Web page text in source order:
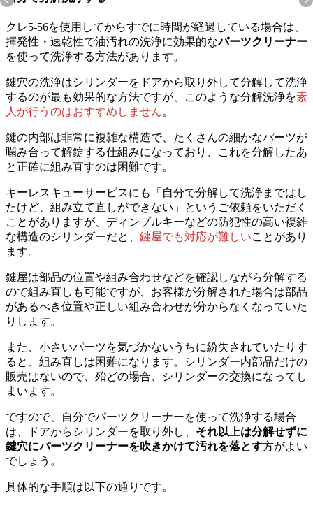
クレ5-56を使用してからすでに時間が経過している場合は、
揮発性・速乾性で油汚れの洗浄に効果的なパーツクリーナー
を使って洗浄する方法があります。
鍵穴の洗浄はシリンダーをドアから取り外して分解して洗浄
するのが最も効果的な方法ですが、このような分解洗浄を素
人が行うのはおすすめしません。
鍵の内部は非常に複雑な構造で、たくさんの細かなパーツが
噛み合って解錠する仕組みになっており、これを分解したあ
と正確に組み直すのは困難です。
キーレスキューサービスにも「自分で分解して洗浄まではし
たけど、組み立て直しができない」というご依頼をいただく
ことがありますが、ディンプルキーなどの防犯性の高い複雑
な構造のシリンダーだと、 鍵屋でも対応が難しいことがあり
ます。
鍵屋は部品の位置や組み合わせなどを確認しながら分解する
ので組み直しも可能ですが、お客様が分解された場合は部品
があるべき位置や正しい組み合わせが分からなくなっていた
りします。
また、小さいパーツを気づかないうちに紛失されていたりす
ると、組み直しは困難になります。シリンダー内部品だけの
販売はないので、殆どの場合、シリンダーの交換になってし
まいます。
ですので、自分でパーツクリーナーを使って洗浄する場合
は、ドアからシリンダーを取り外し、 それ以上は分解せずに
鍵穴にパーツクリーナーを吹きかけて汚れを落とす方がよい
でしょう。
具体的な手順は以下の通りです。